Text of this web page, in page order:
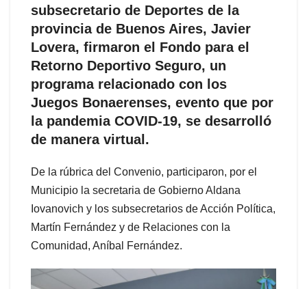
subsecretario de Deportes de la
provincia de Buenos Aires, Javier
Lovera, firmaron el Fondo para el
Retorno Deportivo Seguro, un
programa relacionado con los
Juegos Bonaerenses, evento que por
la pandemia COVID-19, se desarrolló
de manera virtual.
De la rúbrica del Convenio, participaron, por el
Municipio la secretaria de Gobierno Aldana
Iovanovich y los subsecretarios de Acción Política,
Martín Fernández y de Relaciones con la
Comunidad, Aníbal Fernández.